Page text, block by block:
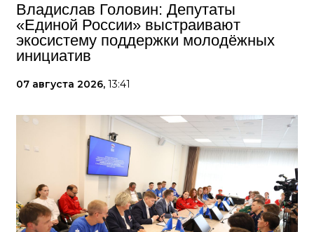
Владислав Головин: Депутаты
«Единой России» выстраивают
экосистему поддержки молодёжных
инициатив
07 августа 2026, 13:41